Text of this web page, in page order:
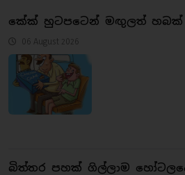
කේක් හුටපටෙන් මඟු‍ලත් හබක්
06 August 2026
බිත්තර පහක් ගිල්ලාම